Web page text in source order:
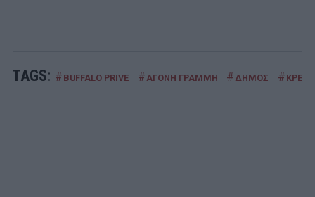
TAGS: # BUFFALO PRIVE # ΑΓΟΝΗ ΓΡΑΜΜΗ # ΔΗΜΟΣ # ΚΡΕΑΣ